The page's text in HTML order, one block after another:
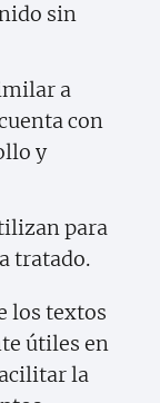
sin
a
con
y
para
tratado.
los textos
útiles en
la